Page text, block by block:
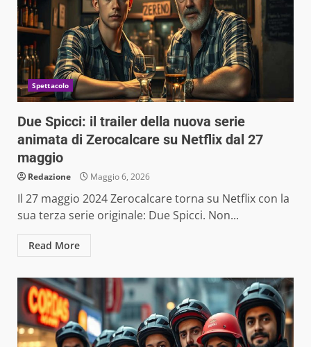
Spettacolo
Due Spicci: il trailer della nuova serie
animata di Zerocalcare su Netflix dal 27
maggio
Redazione Maggio 6, 2026
Il 27 maggio 2024 Zerocalcare torna su Netflix con la
sua terza serie originale: Due Spicci. Non...
Read More